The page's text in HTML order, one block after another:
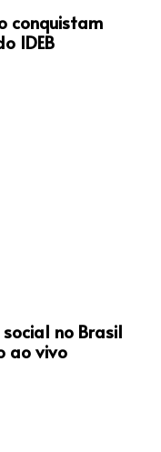
conquistam
IDEB
no Brasil
ao vivo